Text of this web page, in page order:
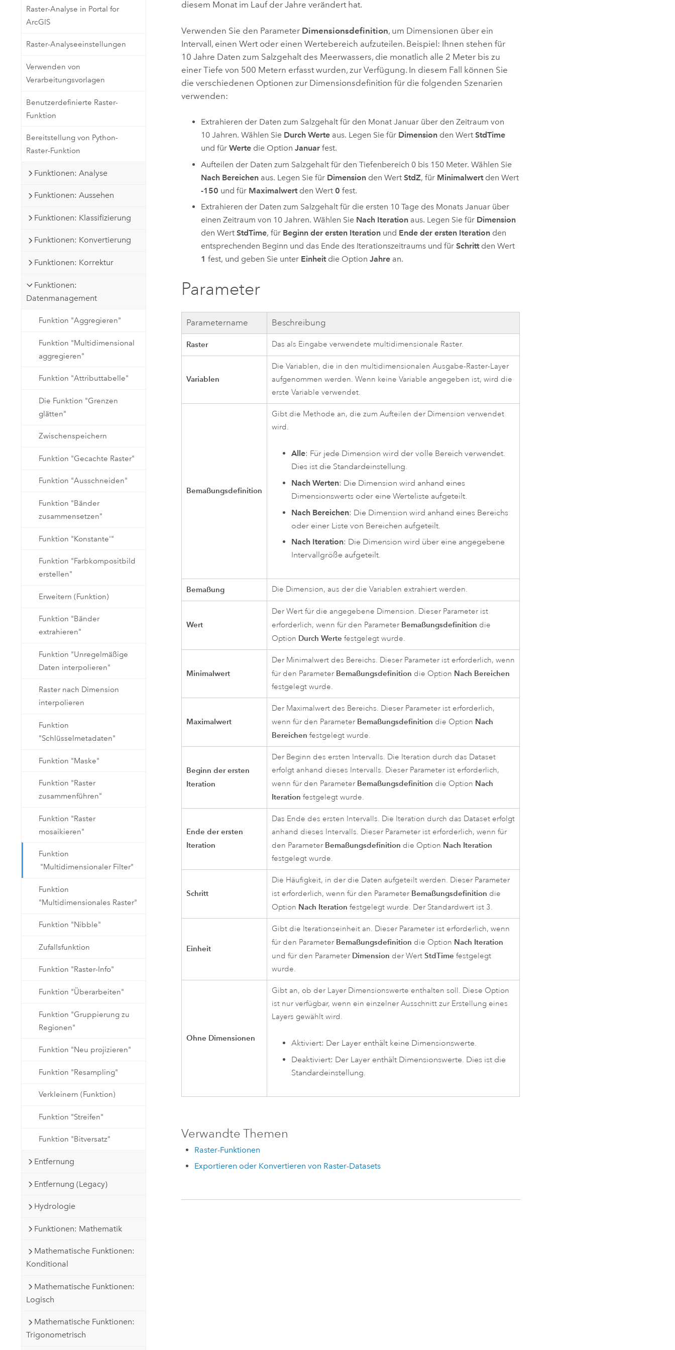
Raster-Analyse in Portal for
ArcGIS
Raster-Analyseeinstellungen
Verwenden von
Verarbeitungsvorlagen
Benutzerdefinierte Raster-
Funktion
Bereitstellung von Python-
Raster-Funktion
Funktionen: Analyse
Funktionen: Aussehen
Funktionen: Klassifizierung
Funktionen: Konvertierung
Funktionen: Korrektur
Funktionen:
Datenmanagement
Funktion "Aggregieren"
Funktion "Multidimensional
aggregieren"
Funktion "Attributtabelle"
Die Funktion "Grenzen
glätten"
Zwischenspeichern
Funktion "Gecachte Raster"
Funktion "Ausschneiden"
Funktion "Bänder
zusammensetzen"
Funktion "Konstante'"
Funktion "Farbkompositbild
erstellen"
Erweitern (Funktion)
Funktion "Bänder
extrahieren"
Funktion "Unregelmäßige
Daten interpolieren"
Raster nach Dimension
interpolieren
Funktion
"Schlüsselmetadaten"
Funktion "Maske"
Funktion "Raster
zusammenführen"
Funktion "Raster
mosaikieren"
Funktion
"Multidimensionaler Filter"
Funktion
"Multidimensionales Raster"
Funktion "Nibble"
Zufallsfunktion
Funktion "Raster-Info"
Funktion "Überarbeiten"
Funktion "Gruppierung zu
Regionen"
Funktion "Neu projizieren"
Funktion "Resampling"
Verkleinern (Funktion)
Funktion "Streifen"
Funktion "Bitversatz"
Entfernung
Entfernung (Legacy)
Hydrologie
Funktionen: Mathematik
Mathematische Funktionen:
Konditional
Mathematische Funktionen:
Logisch
Mathematische Funktionen:
Trigonometrisch
diesem Monat im Lauf der Jahre verändert hat.
Verwenden Sie den Parameter Dimensionsdefinition, um Dimensionen über ein
Intervall, einen Wert oder einen Wertebereich aufzuteilen. Beispiel: Ihnen stehen für
10 Jahre Daten zum Salzgehalt des Meerwassers, die monatlich alle 2 Meter bis zu
einer Tiefe von 500 Metern erfasst wurden, zur Verfügung. In diesem Fall können Sie
die verschiedenen Optionen zur Dimensionsdefinition für die folgenden Szenarien
verwenden:
Extrahieren der Daten zum Salzgehalt für den Monat Januar über den Zeitraum von
10 Jahren. Wählen Sie Durch Werteaus. Legen Sie für Dimensionden Wert StdTime
und für Wertedie Option Januarfest.
Aufteilen der Daten zum Salzgehalt für den Tiefenbereich 0 bis 150 Meter. Wählen Sie
Nach Bereichenaus. Legen Sie für Dimensionden Wert StdZ, für Minimalwertden Wert
-150 und für Maximalwertden Wert 0 fest.
Extrahieren der Daten zum Salzgehalt für die ersten 10 Tage des Monats Januar über
einen Zeitraum von 10 Jahren. Wählen Sie Nach Iterationaus. Legen Sie für Dimension
den Wert StdTime, für Beginn der ersten Iterationund Ende der ersten Iterationden
entsprechenden Beginn und das Ende des Iterationszeitraums und für Schrittden Wert
1 fest, und geben Sie unter Einheitdie Option Jahrean.
Parameter
Parametername Beschreibung
Raster Das als Eingabe verwendete multidimensionale Raster.
Variablen
Die Variablen, die in den multidimensionalen Ausgabe-Raster-Layer
aufgenommen werden. Wenn keine Variable angegeben ist, wird die
erste Variable verwendet.
Bemaßungsdefinition
Gibt die Methode an, die zum Aufteilen der Dimension verwendet
wird.
Alle: Für jede Dimension wird der volle Bereich verwendet.
Dies ist die Standardeinstellung.
Nach Werten: Die Dimension wird anhand eines
Dimensionswerts oder eine Werteliste aufgeteilt.
Nach Bereichen: Die Dimension wird anhand eines Bereichs
oder einer Liste von Bereichen aufgeteilt.
Nach Iteration: Die Dimension wird über eine angegebene
Intervallgröße aufgeteilt.
Bemaßung Die Dimension, aus der die Variablen extrahiert werden.
Wert
Der Wert für die angegebene Dimension. Dieser Parameter ist
erforderlich, wenn für den Parameter Bemaßungsdefinition die
Option Durch Werte festgelegt wurde.
Minimalwert
Der Minimalwert des Bereichs. Dieser Parameter ist erforderlich, wenn
für den Parameter Bemaßungsdefinition die Option Nach Bereichen
festgelegt wurde.
Maximalwert
Der Maximalwert des Bereichs. Dieser Parameter ist erforderlich,
wenn für den Parameter Bemaßungsdefinition die Option Nach
Bereichen festgelegt wurde.
Beginn der ersten
Iteration
Der Beginn des ersten Intervalls. Die Iteration durch das Dataset
erfolgt anhand dieses Intervalls. Dieser Parameter ist erforderlich,
wenn für den Parameter Bemaßungsdefinition die Option Nach
Iteration festgelegt wurde.
Ende der ersten
Iteration
Das Ende des ersten Intervalls. Die Iteration durch das Dataset erfolgt
anhand dieses Intervalls. Dieser Parameter ist erforderlich, wenn für
den Parameter Bemaßungsdefinition die Option Nach Iteration
festgelegt wurde.
Schritt
Die Häufigkeit, in der die Daten aufgeteilt werden. Dieser Parameter
ist erforderlich, wenn für den Parameter Bemaßungsdefinition die
Option Nach Iteration festgelegt wurde. Der Standardwert ist 3.
Einheit
Gibt die Iterationseinheit an. Dieser Parameter ist erforderlich, wenn
für den Parameter Bemaßungsdefinition die Option Nach Iteration
und für den Parameter Dimension der WertStdTime festgelegt
wurde.
Ohne Dimensionen
Gibt an, ob der Layer Dimensionswerte enthalten soll. Diese Option
ist nur verfügbar, wenn ein einzelner Ausschnitt zur Erstellung eines
Layers gewählt wird.
Aktiviert: Der Layer enthält keine Dimensionswerte.
Deaktiviert: Der Layer enthält Dimensionswerte. Dies ist die
Standardeinstellung.
Verwandte Themen
Raster-Funktionen
Exportieren oder Konvertieren von Raster-Datasets